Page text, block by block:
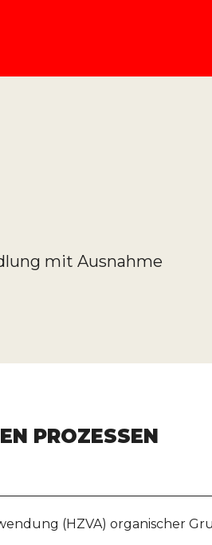
mit Ausnahme
PROZESSEN
(HZVA) organischer